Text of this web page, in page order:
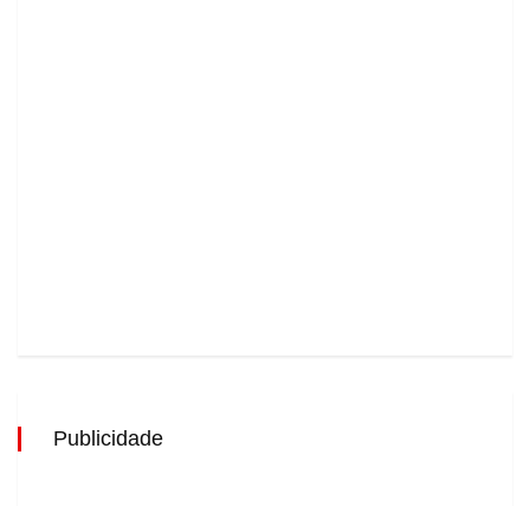
Publicidade